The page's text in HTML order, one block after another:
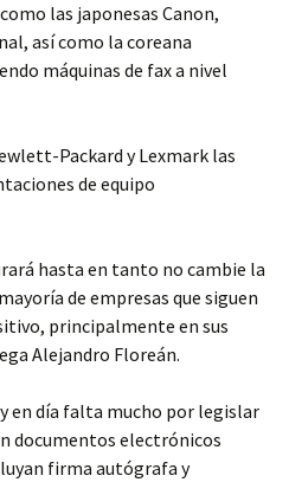
las japonesas Canon,
así como la coreana
máquinas de fax a nivel
Packard y Lexmark las
de equipo
hasta en tanto no cambie la
de empresas que siguen
principalmente en sus
Alejandro Floreán.
en día falta mucho por legislar
documentos electrónicos
firma autógrafa y